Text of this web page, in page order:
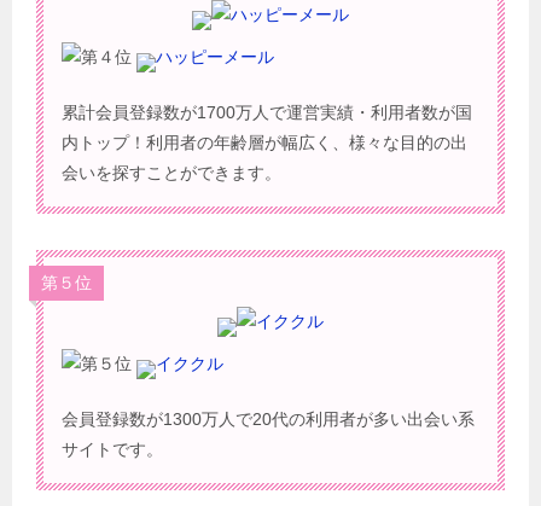
ハッピーメール
累計会員登録数が1700万人で運営実績・利用者数が国
内トップ！利用者の年齢層が幅広く、様々な目的の出
会いを探すことができます。
第５位
イククル
会員登録数が1300万人で20代の利用者が多い出会い系
サイトです。